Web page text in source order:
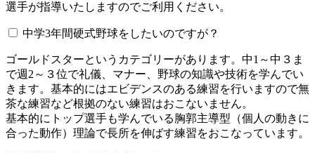
選手が指導いたしますのでご利用ください。
中学3年間硬式野球をしたいのですが？
ゴールドスターというカテゴリーがあります。中1～中３ま
で週2～３位で礼儀、マナー、野球の知識や技術を学んでい
きます。基本的にはエビデンスのある練習を行いますので無
茶な練習など根拠のない練習はおこないません。
基本的にトップ選手も学んでいる胸郭主導型（個人の動きに
合った動作）理論で長所を伸ばす練習をおこなっています。